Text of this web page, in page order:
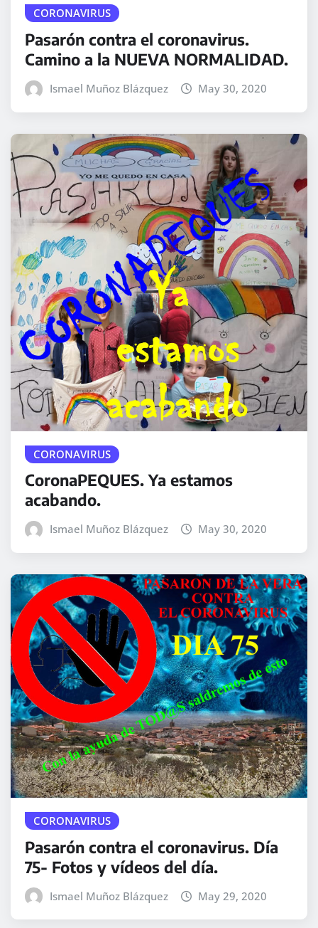
CORONAVIRUS
Pasarón contra el coronavirus.
Camino a la NUEVA NORMALIDAD.
Ismael Muñoz Blázquez May 30, 2020
CORONAVIRUS
CoronaPEQUES. Ya estamos
acabando.
Ismael Muñoz Blázquez May 30, 2020
CORONAVIRUS
Pasarón contra el coronavirus. Día
75- Fotos y vídeos del día.
Ismael Muñoz Blázquez May 29, 2020